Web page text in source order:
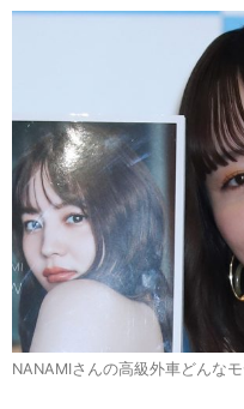
NANAMIさんの高級外車どんな